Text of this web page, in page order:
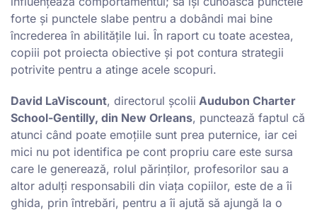
forte și punctele slabe pentru a dobândi mai bine
încrederea în abilitățile lui. În raport cu toate acestea,
copiii pot proiecta obiective și pot contura strategii
potrivite pentru a atinge acele scopuri.
David LaViscount, directorul școlii Audubon Charter
School-Gentilly, din New Orleans, punctează faptul că
atunci când poate emoțiile sunt prea puternice, iar cei
mici nu pot identifica pe cont propriu care este sursa
care le generează, rolul părinților, profesorilor sau a
altor adulți responsabili din viața copiilor, este de a îi
ghida, prin întrebări, pentru a îi ajută să ajungă la o